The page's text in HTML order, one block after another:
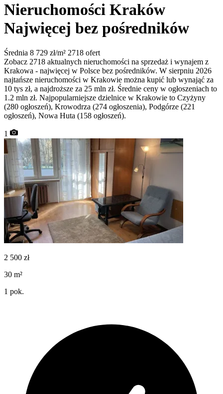
Nieruchomości Kraków
Najwięcej bez pośredników
Średnia 8 729 zł/m² 2718 ofert
Zobacz 2718 aktualnych nieruchomości na sprzedaż i wynajem z
Krakowa - najwięcej w Polsce bez pośredników. W sierpniu 2026
najtańsze nieruchomości w Krakowie można kupić lub wynająć za
10 tys zł, a najdroższe za 25 mln zł. Średnie ceny w ogłoszeniach to
1.2 mln zł. Najpopularniejsze dzielnice w Krakowie to Czyżyny
(280 ogłoszeń), Krowodrza (274 ogłoszenia), Podgórze (221
ogłoszeń), Nowa Huta (158 ogłoszeń).
1
2 500 zł
30 m²
1 pok.